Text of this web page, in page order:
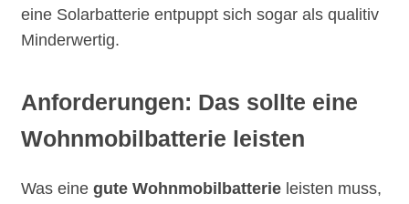
eine Solarbatterie entpuppt sich sogar als qualitiv
Minderwertig.
Anforderungen: Das sollte eine
Wohnmobilbatterie leisten
Was eine gute Wohnmobilbatterie leisten muss,